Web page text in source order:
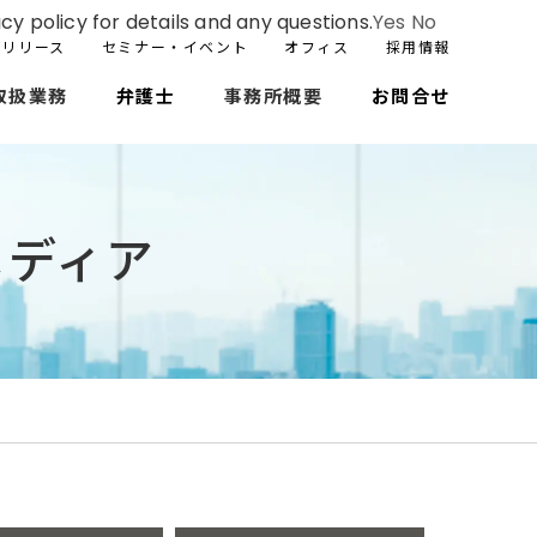
リース セミナー・イベント オフィス 採用情報
扱業務 弁護士 事務所概要 お問合せ
ィア
policy for details and any questions.Yes No